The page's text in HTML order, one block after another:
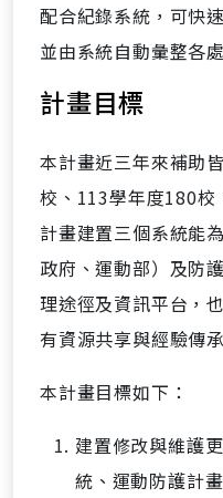
配合紀錄系統，可快
並由系統自動彙整各
計畫目標
本計畫近三年來補助
校、113學年度180
計畫建置三個系統能
政府、運動部）及防
理途徑及資訊平台，
有資源共享與經驗傳
本計畫目標如下：
建置修改與維護
統、運動防護計